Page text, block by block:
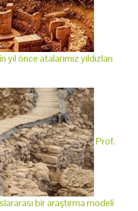
önce atalarımız yıldızları
Prof.
bir araştırma modeli